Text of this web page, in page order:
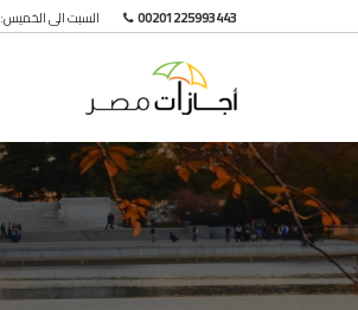
00201225993443 السبت الى الخميس: 9.00am - 5.00pm